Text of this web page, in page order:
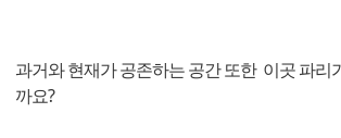
과거와 현재가 공존하는 공간 또한 이곳 파리
까요?